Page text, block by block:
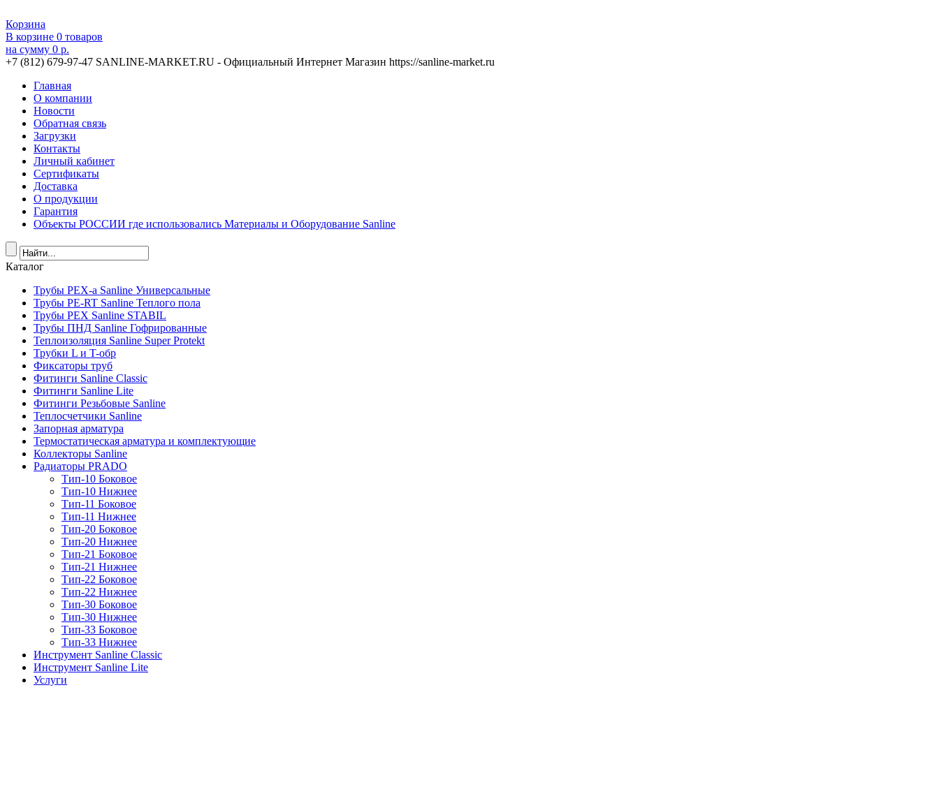
Корзина
В корзине 0 товаров
на сумму 0 р.
+7 (812) 679-97-47 SANLINE-MARKET.RU - Официальный Интернет Магазин https://sanline-market.ru
Главная
О компании
Новости
Обратная связь
Загрузки
Контакты
Личный кабинет
Сертификаты
Доставка
О продукции
Гарантия
Объекты РОССИИ где использовались Материалы и Оборудование Sanline
Каталог
Трубы PEX-a Sanline Универсальные
Трубы PE-RT Sanline Теплого пола
Трубы PEX Sanline STABIL
Трубы ПНД Sanline Гофрированные
Теплоизоляция Sanline Super Protekt
Трубки L и T-обр
Фиксаторы труб
Фитинги Sanline Classic
Фитинги Sanline Lite
Фитинги Резьбовые Sanline
Теплосчетчики Sanline
Запорная арматура
Термостатическая арматура и комплектующие
Коллекторы Sanline
Радиаторы PRADO
Тип-10 Боковое
Тип-10 Нижнее
Тип-11 Боковое
Тип-11 Нижнее
Тип-20 Боковое
Тип-20 Нижнее
Тип-21 Боковое
Тип-21 Нижнее
Тип-22 Боковое
Тип-22 Нижнее
Тип-30 Боковое
Тип-30 Нижнее
Тип-33 Боковое
Тип-33 Нижнее
Инструмент Sanline Classic
Инструмент Sanline Lite
Услуги